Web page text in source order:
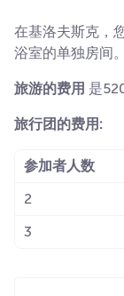
在基洛夫斯克，
浴室的单独房间
旅游的费用 是
旅行团的费用:
参加者人数
2
3